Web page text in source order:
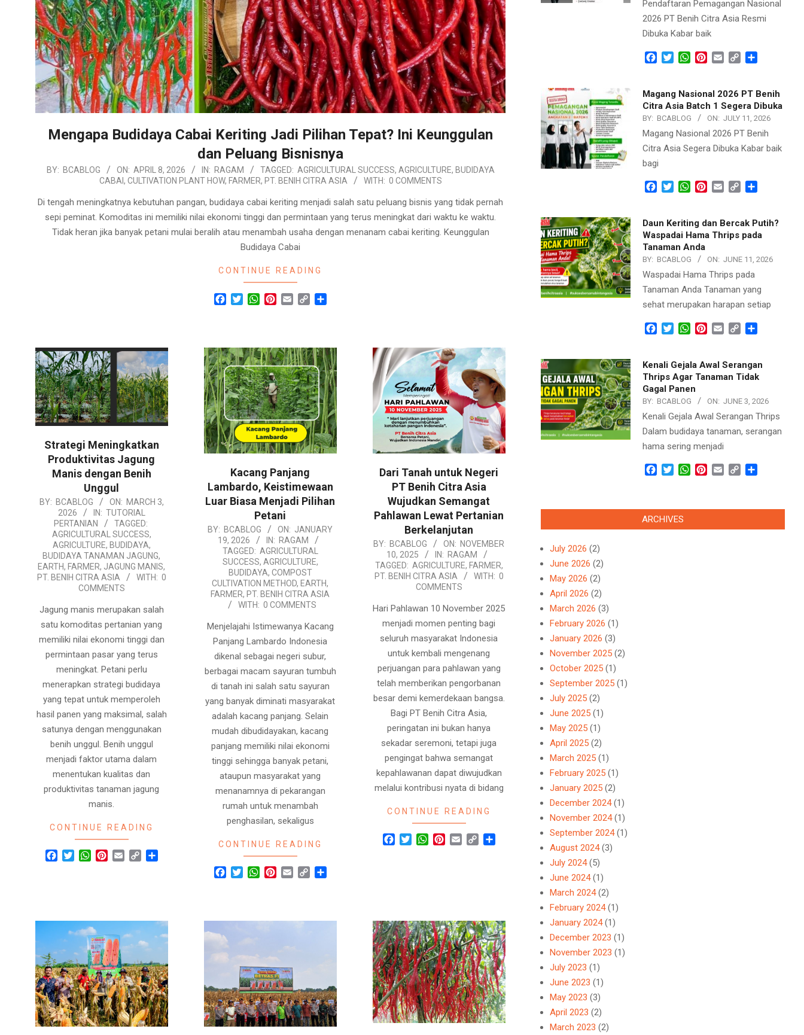
Mengapa Budidaya Cabai Keriting Jadi Pilihan Tepat? Ini Keunggulan
dan Peluang Bisnisnya
2026-
08
BY: BCABLOG ON: APRIL 8, 2026 IN: RAGAM TAGGED: AGRICULTURAL SUCCESS, AGRICULTURE, BUDIDAYA
CABAI , CULTIVATION PLANT HOW, FARMER, PT. BENIH CITRA ASIA WITH: 0 COMMENTS
Di tengah meningkatnya kebutuhan pangan, budidaya cabai keriting menjadi salah satu peluang bisnis yang tidak pernah
sepi peminat. Komoditas ini memiliki nilai ekonomi tinggi dan permintaan yang terus meningkat dari waktu ke waktu.
Tidak heran jika banyak petani mulai beralih atau menambah usaha dengan menanam cabai keriting. Keunggulan
Budidaya Cabai
CONTINUE READING
Facebook
TwitterWhatsApp
Pinterest
Email Copy
Strategi Meningkatkan
Produktivitas Jagung
Manis dengan Benih
Unggul
2026-
BY: BCABLOG ON: MARCH 3,
2026
IN: TUTORIAL
PERTANIAN
TAGGED:
AGRICULTURAL SUCCESS,
AGRICULTURE, BUDIDAYA,
BUDIDAYA TANAMAN JAGUNG,
EARTH,FARMER, JAGUNG MANIS,
PT. BENIH CITRA ASIA
WITH: 0
COMMENTS
Jagung manis merupakan salah
satu komoditas pertanian yang
memiliki nilai ekonomi tinggi dan
permintaan pasar yang terus
meningkat. Petani perlu
menerapkan strategi budidaya
yang tepat untuk memperoleh
hasil panen yang maksimal, salah
satunya dengan menggunakan
benih unggul. Benih unggul
menjadi faktor utama dalam
menentukan kualitas dan
produktivitas tanaman jagung
manis.
CONTINUE READING
Facebook
TwitterWhatsApp
Pinterest
Email Copy
Kacang Panjang
Lambardo, Keistimewaan
Luar Biasa Menjadi Pilihan
Petani
2026-
BY: BCABLOG ON: JANUARY
19, 2026
IN: RAGAM
TAGGED: AGRICULTURAL
SUCCESS, AGRICULTURE,
BUDIDAYA, COMPOST
CULTIVATION METHOD,EARTH,
FARMER,PT. BENIH CITRA ASIA
WITH: 0 COMMENTS
Menjelajahi Istimewanya Kacang
Panjang Lambardo Indonesia
dikenal sebagai negeri subur,
berbagai macam sayuran tumbuh
di tanah ini salah satu sayuran
yang banyak diminati masyarakat
adalah kacang panjang. Selain
mudah dibudidayakan, kacang
panjang memiliki nilai ekonomi
tinggi sehingga banyak petani,
ataupun masyarakat yang
menanamnya di pekarangan
rumah untuk menambah
penghasilan, sekaligus
CONTINUE READING
Facebook
TwitterWhatsApp
Pinterest
Email Copy
Dari Tanah untuk Negeri
PT Benih Citra Asia
Wujudkan Semangat
Pahlawan Lewat Pertanian
Berkelanjutan
2025-
10
BY: BCABLOG ON: NOVEMBER
10, 2025
IN: RAGAM
TAGGED: AGRICULTURE, FARMER,
PT. BENIH CITRA ASIA
WITH: 0
COMMENTS
Hari Pahlawan 10 November 2025
menjadi momen penting bagi
seluruh masyarakat Indonesia
untuk kembali mengenang
perjuangan para pahlawan yang
telah memberikan pengorbanan
besar demi kemerdekaan bangsa.
Bagi PT Benih Citra Asia,
peringatan ini bukan hanya
sekadar seremoni, tetapi juga
pengingat bahwa semangat
kepahlawanan dapat diwujudkan
melalui kontribusi nyata di bidang
CONTINUE READING
Facebook
TwitterWhatsApp
Pinterest
Email Copy
Pendaftaran Pemagangan Nasional
2026 PT Benih Citra Asia Resmi
Dibuka Kabar baik
Facebook
TwitterWhatsApp
Pinterest
Email Copy
Magang Nasional 2026 PT Benih
Citra Asia Batch 1 Segera Dibuka
BY: BCABLOG ON: JULY 11, 2026
Magang Nasional 2026 PT Benih
Citra Asia Segera Dibuka Kabar baik
bagi
Facebook
TwitterWhatsApp
Pinterest
Email Copy
Daun Keriting dan Bercak Putih?
Waspadai Hama Thrips pada
Tanaman Anda
BY: BCABLOG ON: JUNE 11, 2026
Waspadai Hama Thrips pada
Tanaman Anda Tanaman yang
sehat merupakan harapan setiap
Facebook
TwitterWhatsApp
Pinterest
Email Copy
Kenali Gejala Awal Serangan
Thrips Agar Tanaman Tidak
Gagal Panen
BY: BCABLOG ON: JUNE 3, 2026
Kenali Gejala Awal Serangan Thrips
Dalam budidaya tanaman, serangan
hama sering menjadi
Facebook
TwitterWhatsApp
Pinterest
Email Copy
ARCHIVES
July 2026 (2)
June 2026 (2)
May 2026 (2)
April 2026 (2)
March 2026 (3)
February 2026 (1)
January 2026 (3)
November 2025 (2)
October 2025 (1)
September 2025 (1)
July 2025 (2)
June 2025 (1)
May 2025 (1)
April 2025 (2)
March 2025 (1)
February 2025 (1)
January 2025 (2)
December 2024(1)
November 2024(1)
September 2024(1)
August 2024(3)
July 2024(5)
June 2024(1)
March 2024(2)
February 2024(1)
January 2024(1)
December 2023 (1)
November 2023 (1)
July 2023 (1)
June 2023 (1)
May 2023 (3)
April 2023 (2)
March 2023 (2)